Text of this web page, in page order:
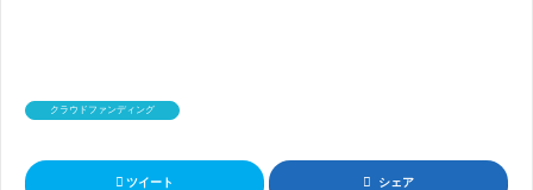
クラウドファンディング
ツイート シェア